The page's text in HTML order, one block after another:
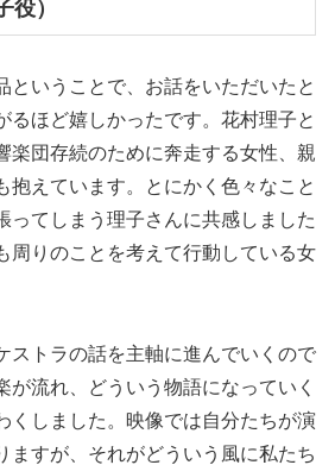
）
ということで、お話をいただいたと
るほど嬉しかったです。花村理子と
楽団存続のために奔走する女性、親
抱えています。とにかく色々なこと
ってしまう理子さんに共感しました
周りのことを考えて行動している女
ストラの話を主軸に進んでいくので
が流れ、どういう物語になっていく
くしました。映像では自分たちが演
ますが、それがどういう風に私たち